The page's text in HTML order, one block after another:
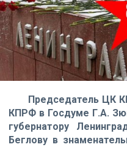
Председатель ЦК
КПРФ в Госдуме Г.А.
губернатору
Беглову в